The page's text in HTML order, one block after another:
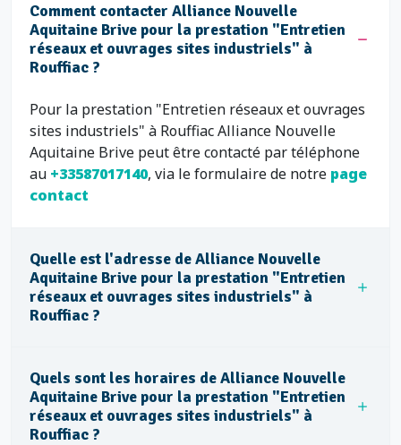
Comment contacter Alliance Nouvelle
Aquitaine Brive pour la prestation "Entretien
réseaux et ouvrages sites industriels" à
Rouffiac ?
Pour la prestation "Entretien réseaux et ouvrages
sites industriels" à Rouffiac Alliance Nouvelle
Aquitaine Brive peut être contacté par téléphone
au +33587017140, via le formulaire de notre page
contact
Quelle est l'adresse de Alliance Nouvelle
Aquitaine Brive pour la prestation "Entretien
réseaux et ouvrages sites industriels" à
Rouffiac ?
Quels sont les horaires de Alliance Nouvelle
Aquitaine Brive pour la prestation "Entretien
réseaux et ouvrages sites industriels" à
Rouffiac ?